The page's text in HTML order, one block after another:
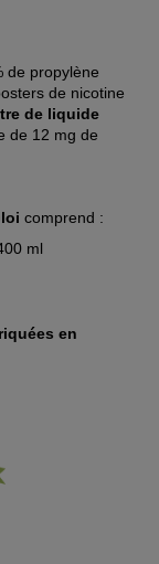
de propylène
de nicotine
de liquide
de 12 mg de
comprend :
ml
en